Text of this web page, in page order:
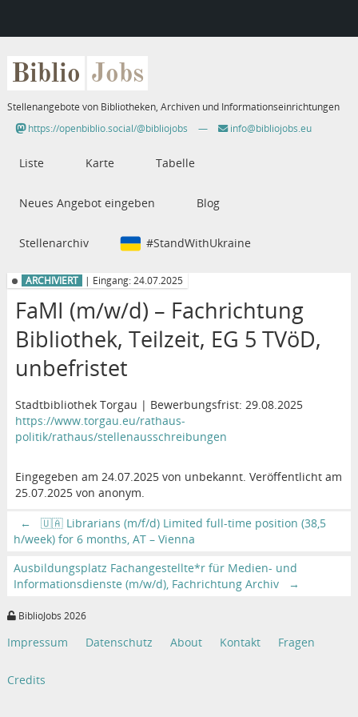
Biblio Jobs
Stellenangebote von Bibliotheken, Archiven und Informationseinrichtungen
https://openbiblio.social/@bibliojobs
— info@bibliojobs.eu
Liste Karte Tabelle
Neues Angebot eingeben Blog
Stellenarchiv #StandWithUkraine
ARCHIVIERT | Eingang: 24.07.2025
FaMI (m/w/d) – Fachrichtung
Bibliothek, Teilzeit, EG 5 TVöD,
unbefristet
Stadtbibliothek Torgau | Bewerbungsfrist: 29.08.2025
https://www.torgau.eu/rathaus-
politik/rathaus/stellenausschreibungen
Eingegeben am 24.07.2025 von unbekannt. Veröffentlicht am
25.07.2025 von anonym.
←
🇺🇦 Librarians (m/f/d) Limited full-time position (38,5
h/week) for 6 months, AT – Vienna
Ausbildungsplatz Fachangestellte*r für Medien- und
Informationsdienste (m/w/d), Fachrichtung Archiv
→
BiblioJobs 2026
Impressum Datenschutz About Kontakt Fragen
Credits